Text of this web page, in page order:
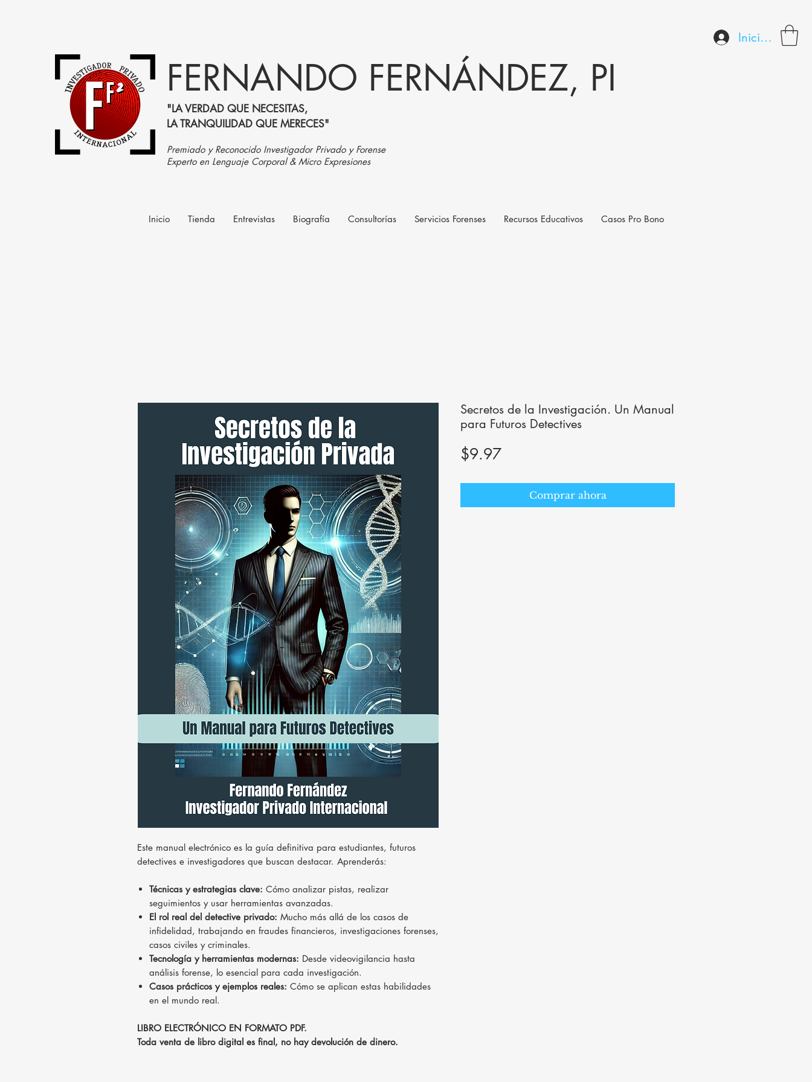
Iniciar sesión
FERNANDO FERNÁNDEZ, PI
"LA VERDAD QUE NECESITAS,
LA TRANQUILIDAD QUE MERECES"
Premiado y Reconocido Investigador Privado y Forense
Experto en Lenguaje Corporal & Micro Expresiones
Inicio Tienda Entrevistas Biografía Consultorías Servicios Forenses Recursos Educativos Casos Pro Bono
Este manual electrónico es la guía definitiva para estudiantes, futuros
detectives e investigadores que buscan destacar. Aprenderás:
Técnicas y estrategias clave: Cómo analizar pistas, realizar
seguimientos y usar herramientas avanzadas.
El rol real del detective privado: Mucho más allá de los casos de
infidelidad, trabajando en fraudes financieros, investigaciones forenses,
casos civiles y criminales.
Tecnología y herramientas modernas: Desde videovigilancia hasta
análisis forense, lo esencial para cada investigación.
Casos prácticos y ejemplos reales: Cómo se aplican estas habilidades
en el mundo real.
LIBRO ELECTRÓNICO EN FORMATO PDF.
Toda venta de libro digital es final, no hay devolución de dinero.
Secretos de la Investigación. Un Manual
para Futuros Detectives
$9.97Precio
Comprar ahora